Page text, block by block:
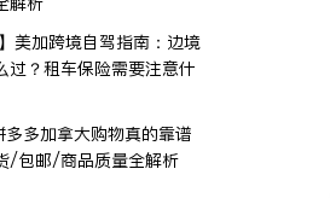
】美加跨境自驾指南：边境
过？租车保险需要注意什
多加拿大购物真的靠谱
/包邮/商品质量全解析